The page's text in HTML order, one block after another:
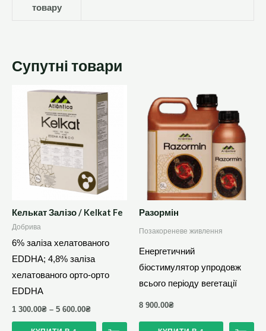
товару
Супутні товари
Келькат Залізо / Kelkat Fe
Добрива
6% заліза хелатованого
EDDHA; 4,8% заліза
хелатованого орто-орто
EDDHA
1 300.00₴ – 5 600.00₴
кілька
варіантів.
Параметри
можна
Разормін
Позакореневе живлення
Енергетичний
біостимулятор упродовж
всього періоду вегетації
8 900.00₴